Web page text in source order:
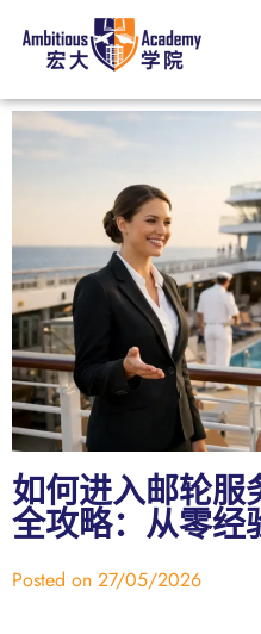
如何进入邮轮
全攻略：从零经
Posted on 27/05/2026